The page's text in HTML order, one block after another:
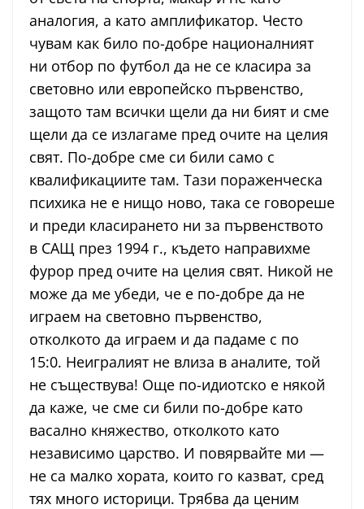
аналогия, а като амплификатор. Често
чувам как било по-добре националният
ни отбор по футбол да не се класира за
световно или европейско първенство,
защото там всички щели да ни бият и сме
щели да се излагаме пред очите на целия
свят. По-добре сме си били само с
квалификациите там. Тази пораженческа
психика не е нищо ново, така се говореше
и преди класирането ни за първенството
в САЩ през 1994 г., където направихме
фурор пред очите на целия свят. Никой не
може да ме убеди, че е по-добре да не
играем на световно първенство,
отколкото да играем и да падаме с по
15:0. Неигралият не влиза в аналите, той
не съществува! Още по-идиотско е някой
да каже, че сме си били по-добре като
васално княжество, отколкото като
независимо царство. И повярвайте ми —
не са малко хората, които го казват, сред
тях много историци. Трябва да ценим